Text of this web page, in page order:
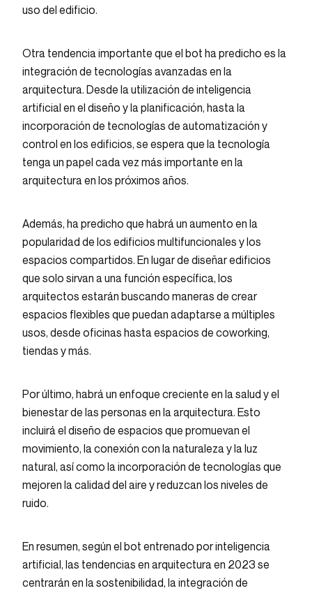
uso del edificio.
Otra tendencia importante que el bot ha predicho es la
integración de tecnologías avanzadas en la
arquitectura. Desde la utilización de inteligencia
artificial en el diseño y la planificación, hasta la
incorporación de tecnologías de automatización y
control en los edificios, se espera que la tecnología
tenga un papel cada vez más importante en la
arquitectura en los próximos años.
Además, ha predicho que habrá un aumento en la
popularidad de los edificios multifuncionales y los
espacios compartidos. En lugar de diseñar edificios
que solo sirvan a una función específica, los
arquitectos estarán buscando maneras de crear
espacios flexibles que puedan adaptarse a múltiples
usos, desde oficinas hasta espacios de coworking,
tiendas y más.
Por último, habrá un enfoque creciente en la salud y el
bienestar de las personas en la arquitectura. Esto
incluirá el diseño de espacios que promuevan el
movimiento, la conexión con la naturaleza y la luz
natural, así como la incorporación de tecnologías que
mejoren la calidad del aire y reduzcan los niveles de
ruido.
En resumen, según el bot entrenado por inteligencia
artificial, las tendencias en arquitectura en 2023 se
centrarán en la sostenibilidad, la integración de